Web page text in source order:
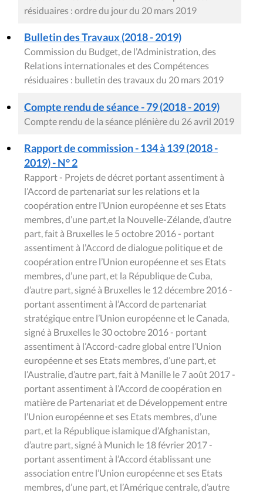
résiduaires : ordre du jour du 20 mars 2019
Bulletin des Travaux (2018 - 2019)
Commission du Budget, de l’Administration, des
Relations internationales et des Compétences
résiduaires : bulletin des travaux du 20 mars 2019
Compte rendu de séance - 79 (2018 - 2019)
Compte rendu de la séance plénière du 26 avril 2019
Rapport de commission - 134 à 139 (2018 -
2019) - N° 2
Rapport - Projets de décret portant assentiment à
l’Accord de partenariat sur les relations et la
coopération entre l’Union européenne et ses Etats
membres, d’une part,et la Nouvelle-Zélande, d’autre
part, fait à Bruxelles le 5 octobre 2016 - portant
assentiment à l’Accord de dialogue politique et de
coopération entre l’Union européenne et ses Etats
membres, d’une part, et la République de Cuba,
d’autre part, signé à Bruxelles le 12 décembre 2016 -
portant assentiment à l’Accord de partenariat
stratégique entre l’Union européenne et le Canada,
signé à Bruxelles le 30 octobre 2016 - portant
assentiment à l’Accord-cadre global entre l’Union
européenne et ses Etats membres, d’une part, et
l’Australie, d’autre part, fait à Manille le 7 août 2017 -
portant assentiment à l’Accord de coopération en
matière de Partenariat et de Développement entre
l’Union européenne et ses Etats membres, d’une
part, et la République islamique d’Afghanistan,
d’autre part, signé à Munich le 18 février 2017 -
portant assentiment à l’Accord établissant une
association entre l’Union européenne et ses Etats
membres, d’une part, et l’Amérique centrale, d’autre